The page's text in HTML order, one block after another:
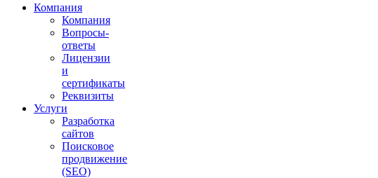
Компания
Компания
Вопросы-
ответы
Лицензии
и
сертификаты
Реквизиты
Услуги
Разработка
сайтов
Поисковое
продвижение
(SEO)